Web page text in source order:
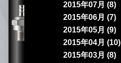
2015年07月 (8)
2015年06月 (7)
2015年05月 (9)
2015年04月 (10)
2015年03月 (8)